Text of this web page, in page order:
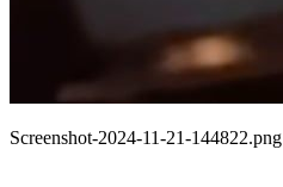
Screenshot-2024-11-21-144822.png